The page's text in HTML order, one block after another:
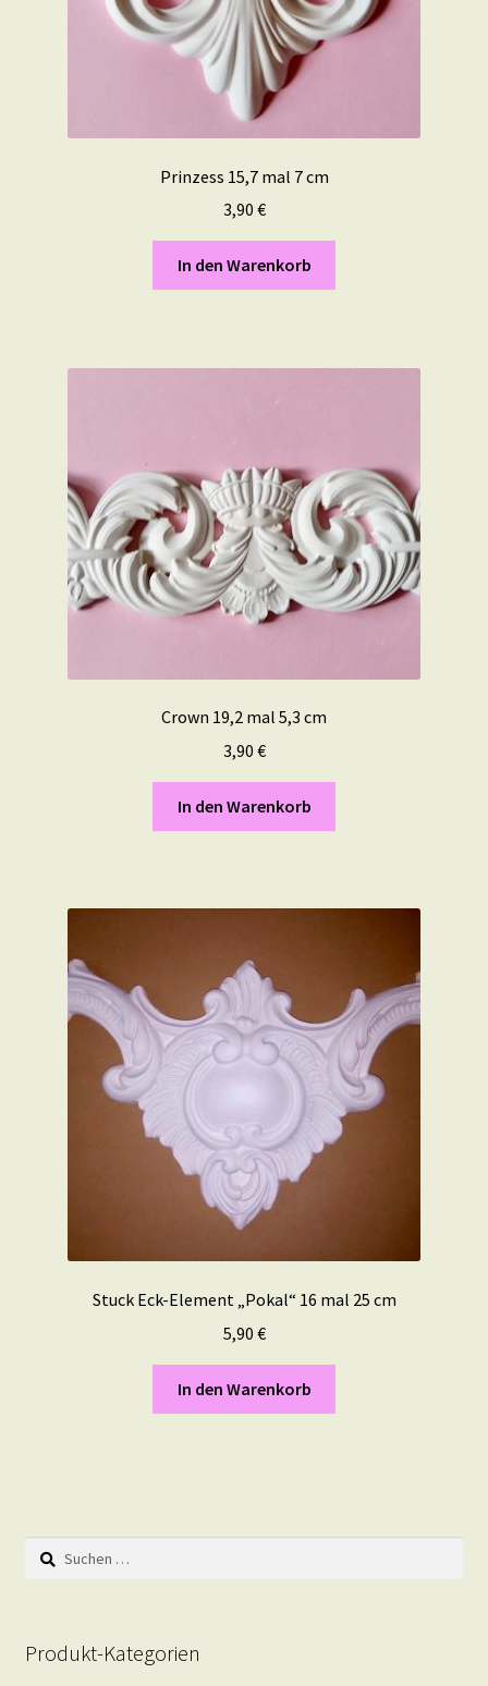
Prinzess 15,7 mal 7 cm
3,90 €
In den Warenkorb
Crown 19,2 mal 5,3 cm
3,90 €
In den Warenkorb
Stuck Eck-Element „Pokal“ 16 mal 25 cm
5,90 €
In den Warenkorb
Suchen
nach:
Produkt-Kategorien